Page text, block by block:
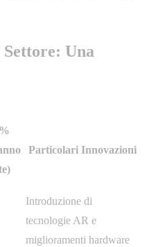
Una
Particolari Innovazioni
Introduzione di
tecnologie AR e
miglioramenti hardware